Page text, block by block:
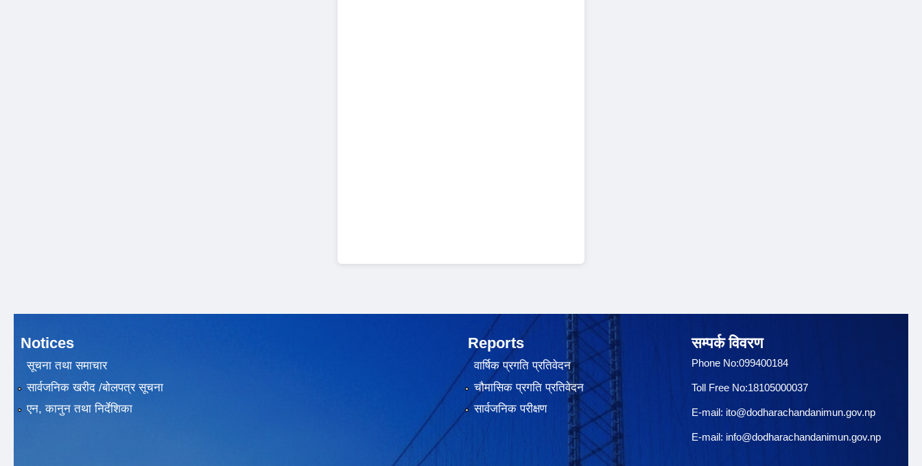
Notices
सूचना तथा समाचार
सार्वजनिक खरीद /बोलपत्र सूचना
एन, कानुन तथा निर्देशिका
Reports
वार्षिक प्रगति प्रतिवेदन
चौमासिक प्रगति प्रतिवेदन
सार्वजनिक परीक्षण
सम्पर्क विवरण
Phone No:099400184
Toll Free No:18105000037
E-mail: ito@dodharachandanimun.gov.np
E-mail: info@dodharachandanimun.gov.np